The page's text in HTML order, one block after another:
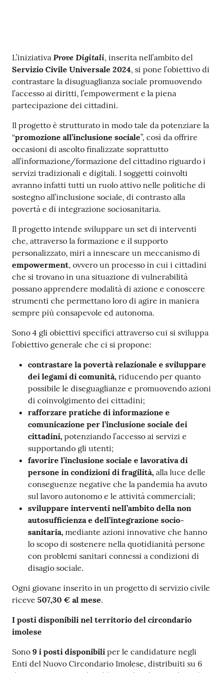
Contenuto
L’iniziativa Prove Digitali, inserita nell’ambito del
Servizio Civile Universale 2024, si pone l’obiettivo di
contrastare la disuguaglianza sociale promuovendo
l’accesso ai diritti, l’empowerment e la piena
partecipazione dei cittadini.
Il progetto è strutturato in modo tale da potenziare la
“promozione all’inclusione sociale”, così da offrire
occasioni di ascolto finalizzate soprattutto
all’informazione/formazione del cittadino riguardo i
servizi tradizionali e digitali. I soggetti coinvolti
avranno infatti tutti un ruolo attivo nelle politiche di
sostegno all’inclusione sociale, di contrasto alla
povertà e di integrazione sociosanitaria.
Il progetto intende sviluppare un set di interventi
che, attraverso la formazione e il supporto
personalizzato, miri a innescare un meccanismo di
empowerment, ovvero un processo in cui i cittadini
che si trovano in una situazione di vulnerabilità
possano apprendere modalità di azione e conoscere
strumenti che permettano loro di agire in maniera
sempre più consapevole ed autonoma.
Sono 4 gli obiettivi specifici attraverso cui si sviluppa
l’obiettivo generale che ci si propone:
contrastare la povertà relazionale e sviluppare
dei legami di comunità, riducendo per quanto
possibile le diseguaglianze e promuovendo azioni
di coinvolgimento dei cittadini;
rafforzare pratiche di informazione e
comunicazione per l’inclusione sociale dei
cittadini, potenziando l’accesso ai servizi e
supportando gli utenti;
favorire l’inclusione sociale e lavorativa di
persone in condizioni di fragilità, alla luce delle
conseguenze negative che la pandemia ha avuto
sul lavoro autonomo e le attività commerciali;
sviluppare interventi nell’ambito della non
autosufficienza e dell’integrazione socio-
sanitaria, mediante azioni innovative che hanno
lo scopo di sostenere nella quotidianità persone
con problemi sanitari connessi a condizioni di
disagio sociale.
Ogni giovane inserito in un progetto di servizio civile
riceve 507,30 € al mese.
I posti disponibili nel territorio del circondario
imolese
Sono 9 i posti disponibili per le candidature negli
Enti del Nuovo Circondario Imolese, distribuiti su 6